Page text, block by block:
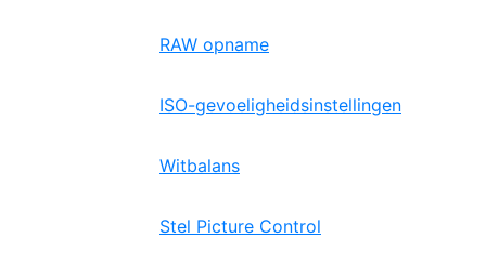
RAW opname
ISO-gevoeligheidsinstellingen
Witbalans
Stel Picture Control